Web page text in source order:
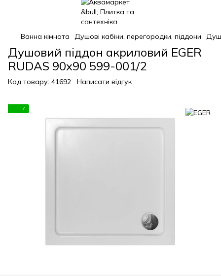
Ванна кімната Душові кабіни, перегородки, піддони
Душовий піддон акриловий EGER
RUDAS 90x90 599-001/2
Код товару: 41692 Написати відгук
7